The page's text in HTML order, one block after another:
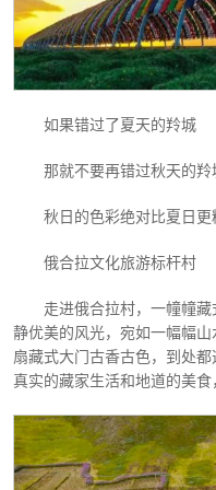
如果错过了夏天的羚城
那就不要再错过秋天的羚
秋日的色彩绝对比夏日更
俄合拉文化旅游标杆村
走进俄合拉村，一幢幢
静优美的风光，宛如一幅幅
扇藏式大门古香古色，到处
真实的藏家生活和地道的美食